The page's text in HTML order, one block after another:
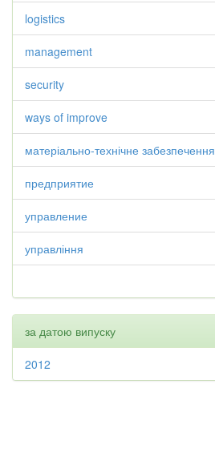
logistics
management
security
ways of improve
матеріально-технічне забезпечення
предприятие
управление
управління
за датою випуску
2012